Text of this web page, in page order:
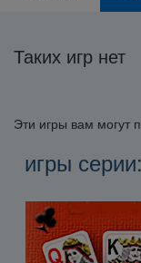
Таких игр нет
Эти игры вам могут
игры